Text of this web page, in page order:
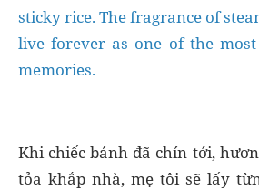
sticky rice. The fragrance of
live forever as one of the
memories.
Khi chiếc bánh đã chín tới,
tỏa khắp nhà, mẹ tôi sẽ lấy